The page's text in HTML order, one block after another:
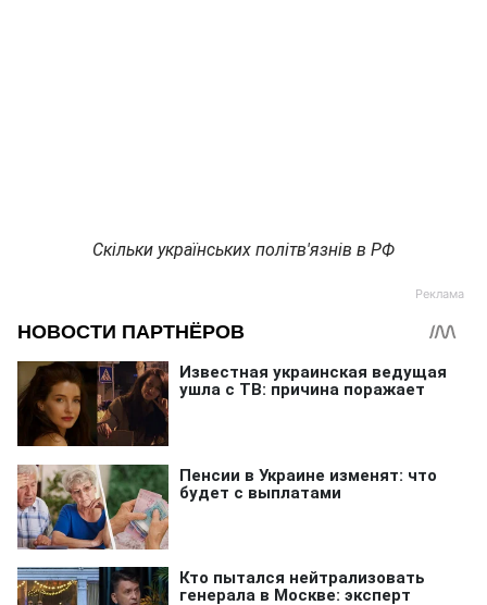
Скільки українських політв'язнів в РФ